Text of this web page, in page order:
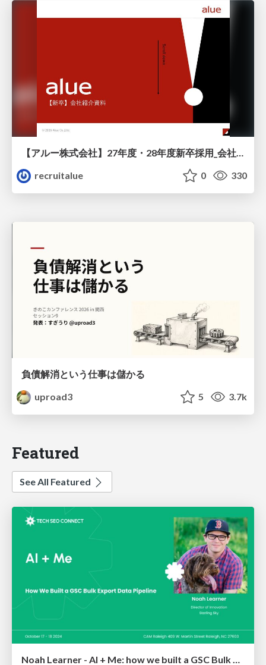
【アルー株式会社】27年度・28年度新卒採用_会社説明資料
recruitalue
0 330
負債解消という仕事は儲かる
uproad3
5 3.7k
Featured
See All Featured